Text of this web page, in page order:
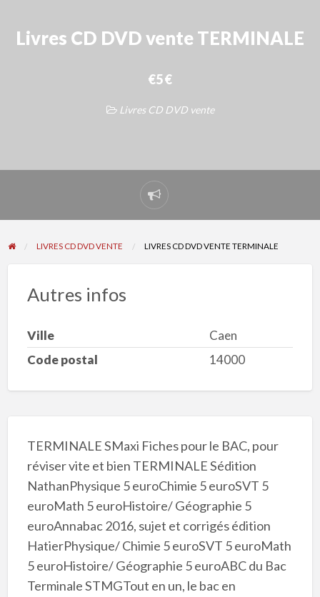
Livres CD DVD vente TERMINALE
€5 €
Livres CD DVD vente
Signaler
un
problème
LIVRES CD DVD VENTE LIVRES CD DVD VENTE TERMINALE
Autres infos
Ville
Caen
Code postal
14000
TERMINALE SMaxi Fiches pour le BAC, pour
réviser vite et bien TERMINALE Sédition
NathanPhysique 5 euroChimie 5 euroSVT 5
euroMath 5 euroHistoire/ Géographie 5
euroAnnabac 2016, sujet et corrigés édition
HatierPhysique/ Chimie 5 euroSVT 5 euroMath
5 euroHistoire/ Géographie 5 euroABC du Bac
Terminale STMGTout en un, le bac en